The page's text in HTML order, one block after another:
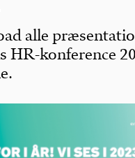
alle
HR-konference